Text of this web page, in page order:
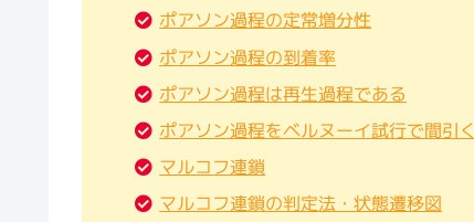
ポアソン過程の定常増分性
ポアソン過程の到着率
ポアソン過程は再生過程である
ポアソン過程をベルヌーイ試行で間引く
マルコフ連鎖
マルコフ連鎖の判定法・状態遷移図